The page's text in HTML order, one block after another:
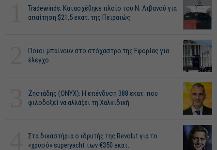
Tradewinds: Κατασχέθηκε πλοίο του Ν. Λιβανού για
απαίτηση $21,5 εκατ. της Πειραιώς
Ποιοι μπαίνουν στο στόχαστρο της Εφορίας για
έλεγχο
Ζησιάδης (ONYX): Η επένδυση 388 εκατ. που
φιλοδοξεί να αλλάξει τη Χαλκιδική
Στα δικαστήρια ο ιδρυτής της Revolut για το
«χρυσό» superyacht των €350 εκατ.